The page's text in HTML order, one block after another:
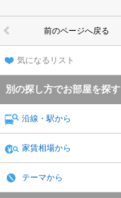
前のページへ戻る
気になるリスト
別の探し方でお部屋を探す
沿線・駅から
家賃相場から
テーマから